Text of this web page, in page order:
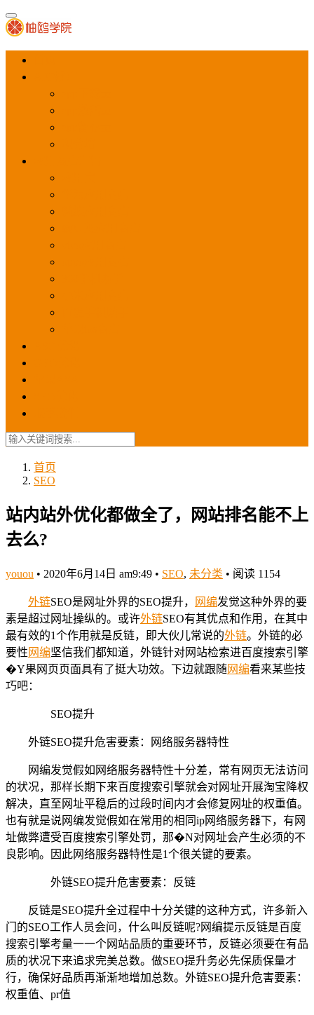
首页
SEO
站内站外优化都做全了，网站排名能不上
去么?
youou • 2020年6月14日 am9:49 • SEO, 未分类 • 阅读 1154
外链SEO是网址外界的SEO提升， 网编发觉这种外界的要
素是超过网址操纵的。或许外链SEO有其优点和作用，在其中
最有效的1个作用就是反链，即大伙儿常说的外链。外链的必
要性 网编坚信我们都知道，外链针对网站检索进百度搜索引擎
�Y果网页页面具有了挺大功效。下边就跟随网编看来某些技
巧吧：
SEO提升
外链SEO提升危害要素：网络服务器特性
网编发觉假如网络服务器特性十分差，常有网页无法访问
的状况，那样长期下来百度搜索引擎就会对网址开展淘宝降权
解决，直至网址平稳后的过段时间内才会修复网址的权重值。
也有就是说网编发觉假如在常用的相同ip网络服务器下，有网
址做弊遭受百度搜索引擎处罚，那�N对网址会产生必须的不
良影响。因此网络服务器特性是1个很关键的要素。
外链SEO提升危害要素：反链
反链是SEO提升全过程中十分关键的这种方式，许多新入
门的SEO工作人员会问，什么叫反链呢?网编提示反链是百度
搜索引擎考量一一个网站品质的重要环节，反链必须要在有品
质的状况下来追求完美总数。做SEO提升务必先保质保量才
行，确保好品质再渐渐地增加总数。外链SEO提升危害要素：
权重值、pr值